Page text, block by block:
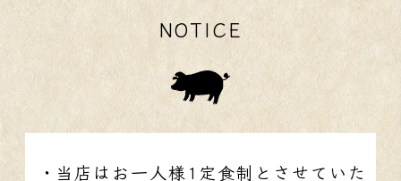
NOTICE
当店はお一人様1定食制とさせていた